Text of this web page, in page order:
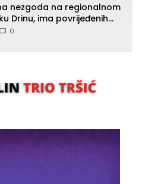
nezgoda na regionalnom
Drinu, ima povrijeđenih
0